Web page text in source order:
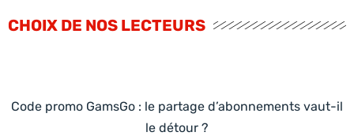
CHOIX DE NOS LECTEURS
Code promo GamsGo : le partage d’abonnements vaut-il
le détour ?